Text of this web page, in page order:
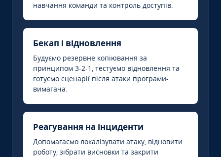
навчання команди та контроль доступів.
Бекап і відновлення
Будуємо резервне копіювання за
принципом 3-2-1, тестуємо відновлення та
готуємо сценарії після атаки програми-
вимагача.
Реагування на інциденти
Допомагаємо локалізувати атаку, відновити
роботу, зібрати висновки та закрити